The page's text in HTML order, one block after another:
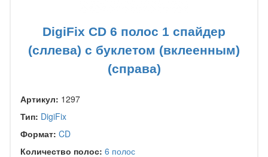
DigiFix CD 6 полос 1 спайдер
(сллева) с буклетом (вклеенным)
(справа)
Артикул: 1297
Тип: DigiFix
Формат: CD
Количество полос: 6 полос